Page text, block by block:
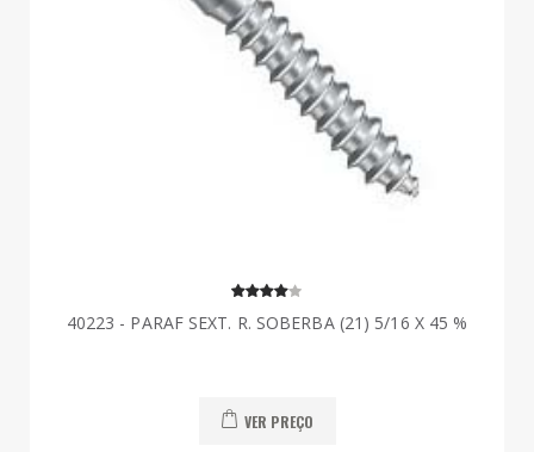
40223 - PARAF SEXT. R. SOBERBA (21) 5/16 X 45 %
VER PREÇO